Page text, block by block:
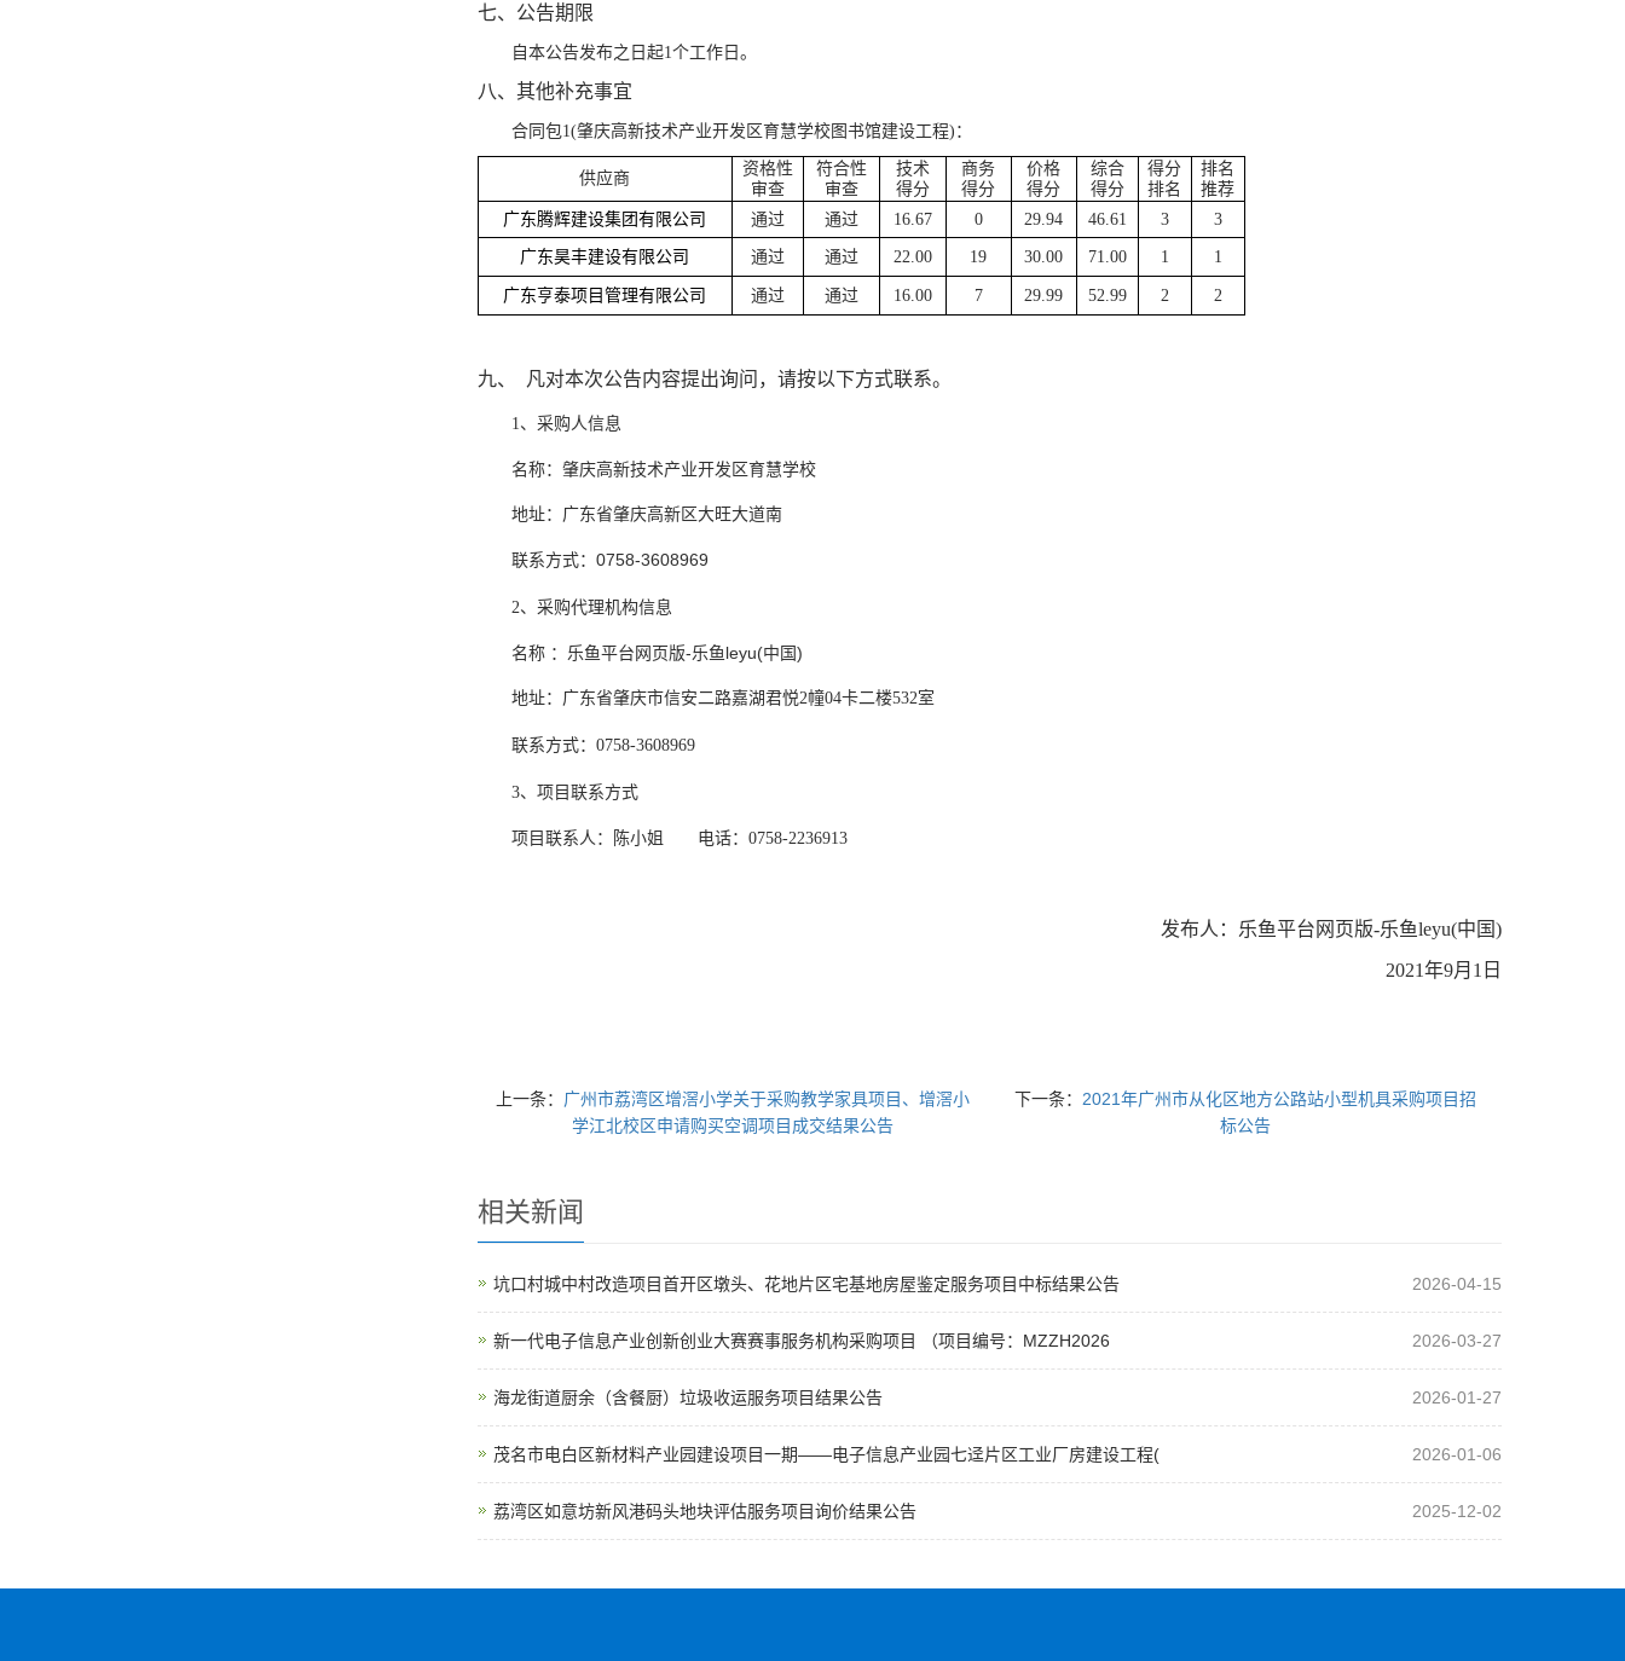
七、 公告期限
自本公告发布之日起1个工作日。
八、 其他补充事宜
合同包1(肇庆高新技术产业开发区育慧学校图书馆建设工程)：
供应商
资格性
审查
符合性
审查
技术
得分
商务
得分
价格
得分
综合
得分
得分
排名
排名
推荐
广东腾辉建设集团有限公司
通过 通过 16.67 0 29.94 46.61 3 3
广东昊丰建设有限公司 通过 通过 22.00 19 30.00 71.00 1 1
广东亨泰项目管理有限公司 通过 通过 16.00 7 29.99 52.99 2 2
九、 凡对本次公告内容提出询问，请按以下方式联系。
1、 采购人信息
名称：肇庆高新技术产业开发区育慧学校
地址：广东省肇庆高新区大旺大道南
联系方式： 0758-3608969
2、 采购代理机构信息
名称 ：乐鱼平台网页版-乐鱼leyu(中国)
地址：广东省肇庆市信安二路嘉湖君悦2幢04卡二楼532室
联系方式： 0758-3608969
3、 项目联系方式
项目联系人：陈小姐 电话： 0758-2236913
发布人：乐鱼平台网页版-乐鱼leyu(中国)
2021年9月1日
上一条： 广州市荔湾区增滘小学关于采购教学家具项目、增滘小
学江北校区申请购买空调项目成交结果公告
下一条： 2021年广州市从化区地方公路站小型机具采购项目招
标公告
相关新闻
坑口村城中村改造项目首开区墩头、花地片区宅基地房屋鉴定服务项目中标结果公告 2026-04-15
新一代电子信息产业创新创业大赛赛事服务机构采购项目 （项目编号：MZZH2026 2026-03-27
海龙街道厨余（含餐厨）垃圾收运服务项目结果公告 2026-01-27
茂名市电白区新材料产业园建设项目一期——电子信息产业园七迳片区工业厂房建设工程( 2026-01-06
荔湾区如意坊新风港码头地块评估服务项目询价结果公告 2025-12-02